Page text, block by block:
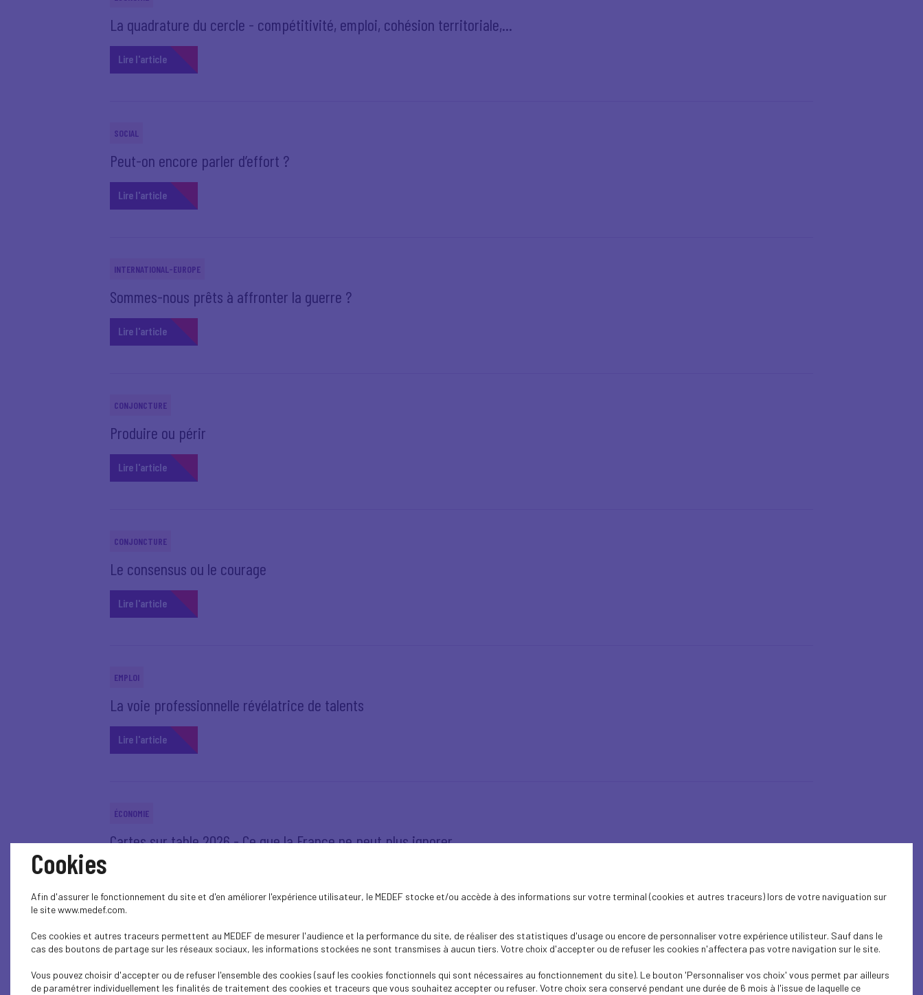
La quadrature du cercle - compétitivité, emploi, cohésion territoriale,...
Lire l'article
SOCIAL
Peut-on encore parler d’effort ?
Lire l'article
INTERNATIONAL-EUROPE
Sommes-nous prêts à affronter la guerre ?
Lire l'article
CONJONCTURE
Produire ou périr
Lire l'article
CONJONCTURE
Le consensus ou le courage
Lire l'article
EMPLOI
La voie professionnelle révélatrice de talents
Lire l'article
ÉCONOMIE
Cartes sur table 2026 - Ce que la France ne peut plus ignorer
ÉCONOMIE
Réforme du financement de la sécurité sociale : les propositions...
Cookies
Afin d'assurer le fonctionnement du site et d'en améliorer l'expérience utilisateur, le MEDEF stocke et/ou accède à des informations sur votre terminal (cookies et autres traceurs) lors de votre naviguation sur
le site www.medef.com.
Ces cookies et autres traceurs permettent au MEDEF de mesurer l'audience et la performance du site, de réaliser des statistiques d'usage ou encore de personnaliser votre expérience utilisteur. Sauf dans le
cas des boutons de partage sur les réseaux sociaux, les informations stockées ne sont transmises à aucun tiers. Votre choix d'accepter ou de refuser les cookies n'affectera pas votre navigation sur le site.
Vous pouvez choisir d'accepter ou de refuser l'ensemble des cookies (sauf les cookies fonctionnels qui sont nécessaires au fonctionnement du site). Le bouton 'Personnaliser vos choix' vous permet par ailleurs
de paramétrer individuellement les finalités de traitement des cookies et traceurs que vous souhaitez accepter ou refuser. Votre choix sera conservé pendant une durée de 6 mois à l'issue de laquelle ce